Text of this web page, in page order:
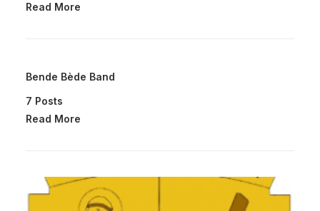
Read More
Bende Bède Band
7 Posts
Read More